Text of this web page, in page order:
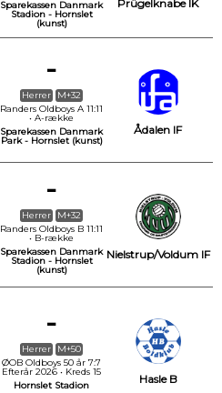
Sparekassen Danmark
Stadion - Hornslet
(kunst)
Prügelknabe IK
-
Herrer
M+32
Randers Oldboys A 11:11
• A-række
Sparekassen Danmark
Park - Hornslet (kunst)
Ådalen IF
-
Herrer
M+32
Randers Oldboys B 11:11
• B-række
Sparekassen Danmark
Stadion - Hornslet
(kunst)
Nielstrup/Voldum IF
-
Herrer
M+50
ØOB Oldboys 50 år 7:7
Efterår 2026 • Kreds 15
Hornslet Stadion
Hasle B